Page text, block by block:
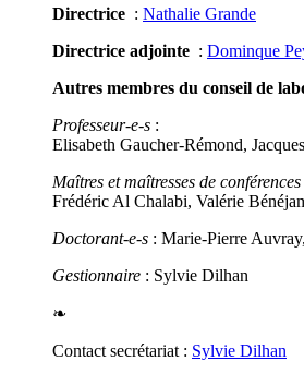
Directrice : Nathalie Grande
Directrice adjointe : Dominque
Autres membres du conseil de
Professeur-e-s :
Elisabeth Gaucher-Rémond,
Maîtres et maîtresses de conférences
Frédéric Al Chalabi, Valérie
Doctorant-e-s : Marie-Pierre
Gestionnaire : Sylvie Dilhan
❧
Contact secrétariat : Sylvie Dilhan